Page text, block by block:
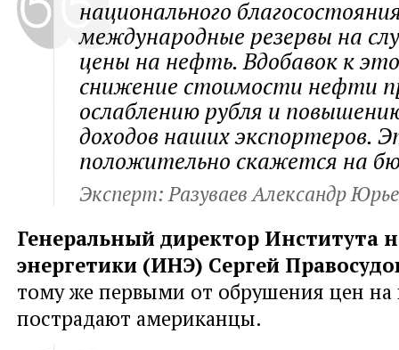
национального
международные резервы на
цены на нефть. Вдобавок к
снижение стоимости нефти
ослаблению рубля и
доходов наших экспортеров.
положительно скажется на
Эксперт: Разуваев Александр
Генеральный директор Института
энергетики (ИНЭ) Сергей
тому же первыми от обрушения цен на
пострадают американцы.